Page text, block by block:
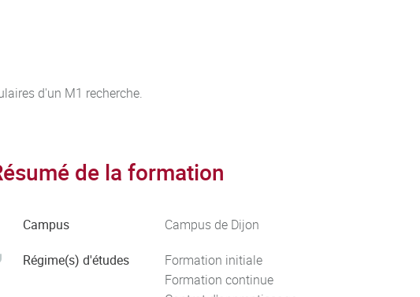
d'un M1 recherche.
de la formation
Campus Campus de Dijon
Régime(s) d'études
Formation initiale
Formation continue